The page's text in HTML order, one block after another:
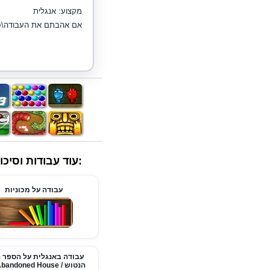
מקצוע: אנגלית
אם אהבתם את
:עוד עבודות
עבודה על מכוניות
עבודה באנגלית על הספר
הנטוש / The Abandoned House